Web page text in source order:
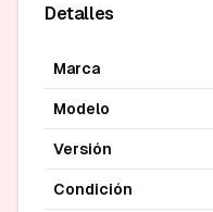
Detalles
Marca
Modelo
Versión
Condición